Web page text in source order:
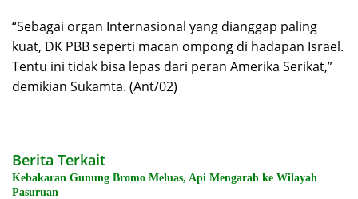
“Sebagai organ Internasional yang dianggap paling
kuat, DK PBB seperti macan ompong di hadapan Israel.
Tentu ini tidak bisa lepas dari peran Amerika Serikat,”
demikian Sukamta. (Ant/02)
Berita Terkait
Kebakaran Gunung Bromo Meluas, Api Mengarah ke Wilayah
Pasuruan